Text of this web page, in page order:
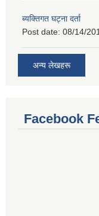
ब्यक्तिगत घट्ना दर्ता
Post date: 08/14/
अन्य लेखहरू
Facebook